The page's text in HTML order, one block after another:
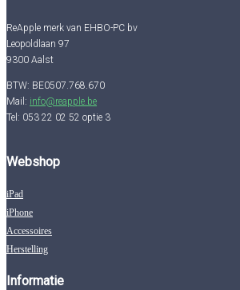
ReApple merk van EHBO-PC bv
Leopoldlaan 97
9300 Aalst
BTW: BE0507.768.670
Mail: info@reapple.be
Tel: 053 22 02 52 optie 3
Webshop
iPad
iPhone
Accessoires
Herstelling
Informatie